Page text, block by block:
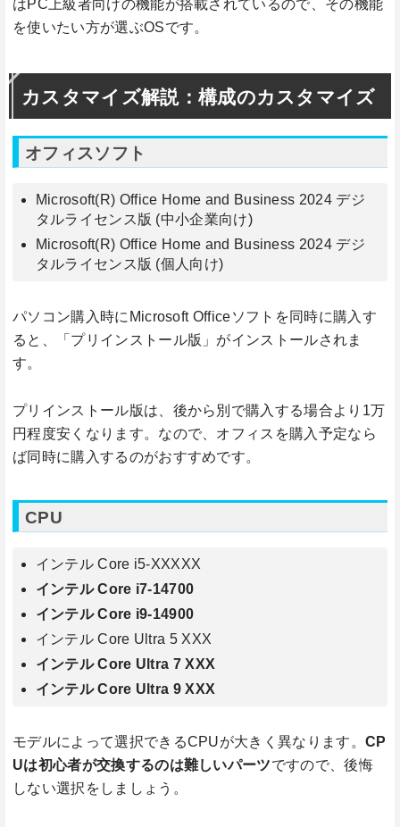
はPC上級者向けの機能が搭載されているので、その機能
を使いたい方が選ぶOSです。
カスタマイズ解説：構成のカスタマイズ
オフィスソフト
Microsoft(R) Office Home and Business 2024 デジ
タルライセンス版 (中小企業向け)
Microsoft(R) Office Home and Business 2024 デジ
タルライセンス版 (個人向け)
パソコン購入時にMicrosoft Officeソフトを同時に購入す
ると、「プリインストール版」がインストールされま
す。
プリインストール版は、後から別で購入する場合より1万
円程度安くなります。なので、オフィスを購入予定なら
ば同時に購入するのがおすすめです。
CPU
インテル Core i5-XXXXX
インテル Core i7-14700
インテル Core i9-14900
インテル Core Ultra 5 XXX
インテル Core Ultra 7 XXX
インテル Core Ultra 9 XXX
モデルによって選択できるCPUが大きく異なります。CP
Uは初心者が交換するのは難しいパーツですので、後悔
しない選択をしましょう。